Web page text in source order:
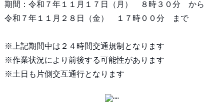
期間：令和７年１１月１７日（月） ８時３０分 から
令和７年１１月２８日（金） １７時００分 まで
※上記期間中は２４時間交通規制となります
※作業状況により前後する可能性があります
※土日も片側交互通行となります